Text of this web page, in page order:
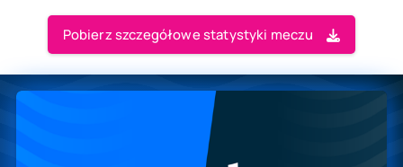
Pobierz szczegółowe statystyki meczu